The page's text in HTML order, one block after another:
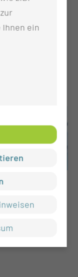
des
Ihnen ein